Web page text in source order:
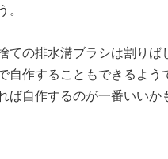
。
ての排水溝ブラシは割りば
自作することもできるよう
ば自作するのが一番いいか